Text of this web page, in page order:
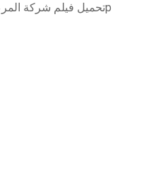
تحميل فيلم شركة المرعبين المحدودة مدبلج مصري 1080p